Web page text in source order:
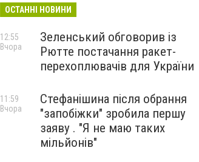
ОСТАННІ НОВИНИ
Зеленський обговорив із
Рютте постачання ракет-
перехоплювачів для України
12:55
Вчора
Стефанішина після обрання
"запобіжки" зробила першу
заяву . "Я не маю таких
мільйонів"
11:59
Вчора